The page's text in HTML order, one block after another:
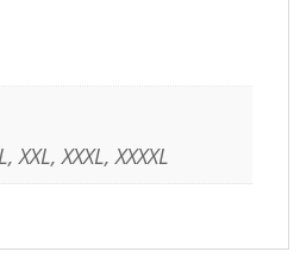
XXXL, XXXXL